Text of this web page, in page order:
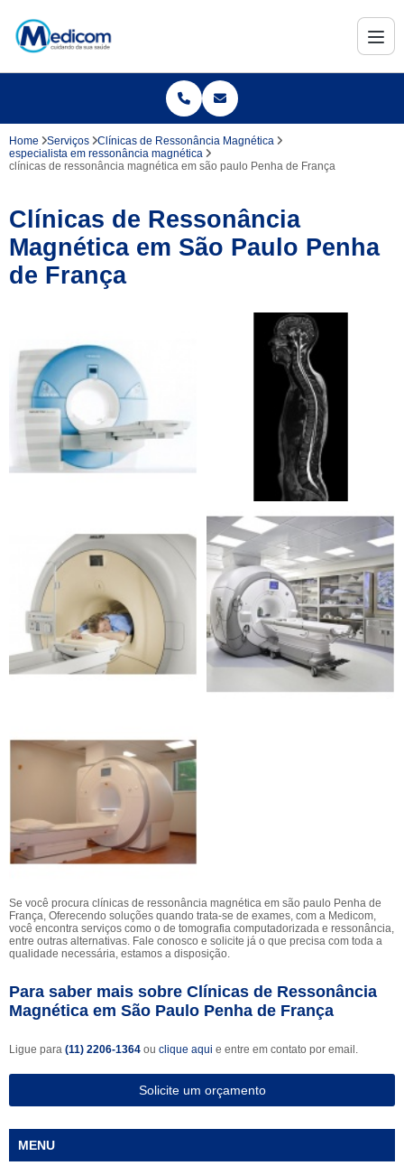
Home Serviços
Clínicas de Ressonância Magnética
especialista em ressonância magnética
clínicas de ressonância magnética em são paulo Penha de França
Clínicas de Ressonância
Magnética em São Paulo Penha
de França
Se você procura clínicas de ressonância magnética em são paulo Penha de
França, Oferecendo soluções quando trata-se de exames, com a Medicom,
você encontra serviços como o de tomografia computadorizada e ressonância,
entre outras alternativas. Fale conosco e solicite já o que precisa com toda a
qualidade necessária, estamos a disposição.
Para saber mais sobre Clínicas de Ressonância
Magnética em São Paulo Penha de França
Ligue para (11) 2206-1364 ou clique aqui e entre em contato por email.
Solicite um orçamento
MENU